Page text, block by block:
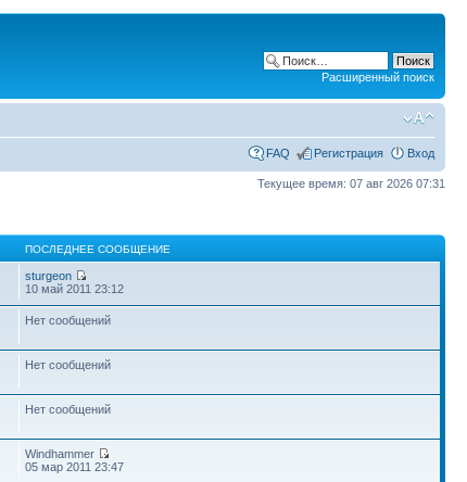
Расширенный поиск
FAQ Регистрация Вход
Текущее время: 07 авг 2026 07:31
ПОСЛЕДНЕЕ СООБЩЕНИЕ
sturgeon
10 май 2011 23:12
Нет сообщений
Нет сообщений
Нет сообщений
Windhammer
05 мар 2011 23:47